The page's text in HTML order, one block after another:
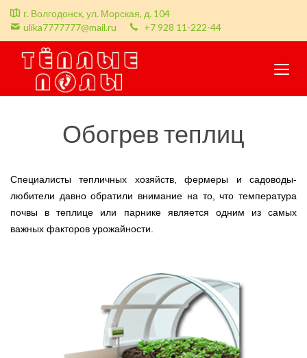
г. Волгодонск, ул. Морская, д. 104
ulika7777777@mail.ru
+7 928 11-222-44
Обогрев теплиц
Специалисты тепличных хозяйств, фермеры и садоводы-
любители давно обратили внимание на то, что температура
почвы в теплице или парнике является одним из самых
важных факторов урожайности.